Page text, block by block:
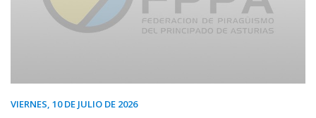
VIERNES, 10 DE JULIO DE 2026